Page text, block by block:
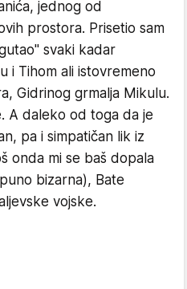
jednog od
prostora. Prisetio sam
svaki kadar
i Tihom ali istovremeno
Gidrinog grmalja Mikulu.
A daleko od toga da je
pa i simpatičan lik iz
onda mi se baš dopala
bizarna), Bate
vojske.